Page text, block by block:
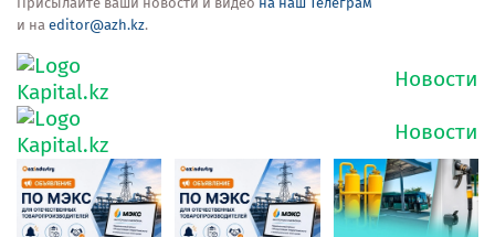
и на editor@azh.kz.